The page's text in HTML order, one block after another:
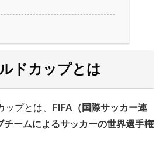
ドカップとは
プとは、
FIFA（国際サッカー連
チームによるサッカーの世界選手権